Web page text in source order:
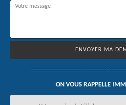
ON VOUS RAPPELLE